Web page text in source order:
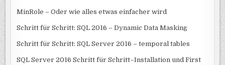
MinRole – Oder wie alles etwas einfacher wird
Schritt für Schritt: SQL 2016 – Dynamic Data Masking
Schritt für Schritt: SQL Server 2016 – temporal tables
SQL Server 2016 Schritt für Schritt–Installation und First